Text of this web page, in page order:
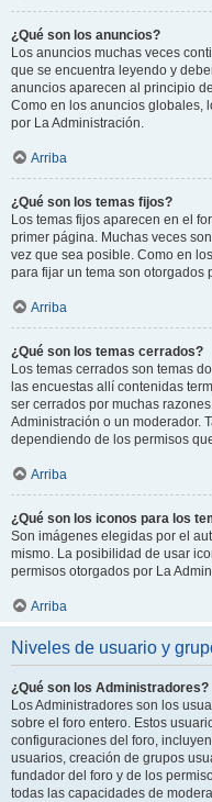
¿Qué son los anuncios?
Los anuncios muchas veces
que se encuentra leyendo y
anuncios aparecen al principio
Como en los anuncios globales,
por La Administración.
Arriba
¿Qué son los temas fijos?
Los temas fijos aparecen en el
primer página. Muchas veces
vez que sea posible. Como en
para fijar un tema son otorgados
Arriba
¿Qué son los temas cerrados?
Los temas cerrados son temas
las encuestas allí contenidas
ser cerrados por muchas
Administración o un moderador.
dependiendo de los permisos
Arriba
¿Qué son los iconos para los
Son imágenes elegidas por el
mismo. La posibilidad de usar
permisos otorgados por La
Arriba
Niveles de usuario y
¿Qué son los Administradores?
Los Administradores son los
sobre el foro entero. Estos
configuraciones del foro,
usuarios, creación de grupos
fundador del foro y de los
todas las capacidades de